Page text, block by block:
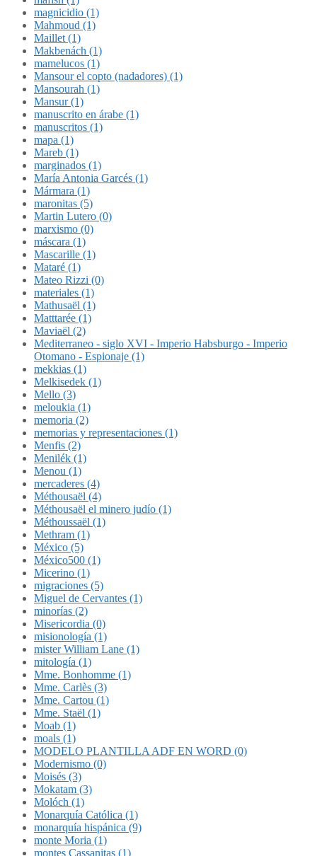
magnicidio (1)
Mahmoud (1)
Maillet (1)
Makbenách (1)
mamelucos (1)
Mansour el copto (nadadores) (1)
Mansourah (1)
Mansur (1)
manuscrito en árabe (1)
manuscritos (1)
mapa (1)
Mareb (1)
marginados (1)
María Antonia Garcés (1)
Mármara (1)
maronitas (5)
Martin Lutero (0)
marxismo (0)
máscara (1)
Mascarille (1)
Mataré (1)
Mateo Rizzi (0)
materiales (1)
Mathusaël (1)
Matttarée (1)
Maviaël (2)
Mediterraneo - siglo XVI - Imperio Habsburgo - Imperio
Otomano - Espionaje (1)
mekkias (1)
Melkisedek (1)
Mello (3)
meloukia (1)
memoria (2)
memorias y representaciones (1)
Menfis (2)
Menilék (1)
Menou (1)
mercaderes (4)
Méthousaël (4)
Méthousaël el minero judío (1)
Méthoussaël (1)
Methram (1)
México (5)
México500 (1)
Micerino (1)
migraciones (5)
Miguel de Cervantes (1)
minorías (2)
Misericordia (0)
misionología (1)
mister William Lane (1)
mitología (1)
Mme. Bonhomme (1)
Mme. Carlès (3)
Mme. Cartou (1)
Mme. Staël (1)
Moab (1)
moals (1)
MODELO PLANTILLA ADF EN WORD (0)
Modernismo (0)
Moisés (3)
Mokatam (3)
Molóch (1)
Monarquía Católica (1)
monarquía hispánica (9)
monte Moria (1)
montes Cassanitas (1)